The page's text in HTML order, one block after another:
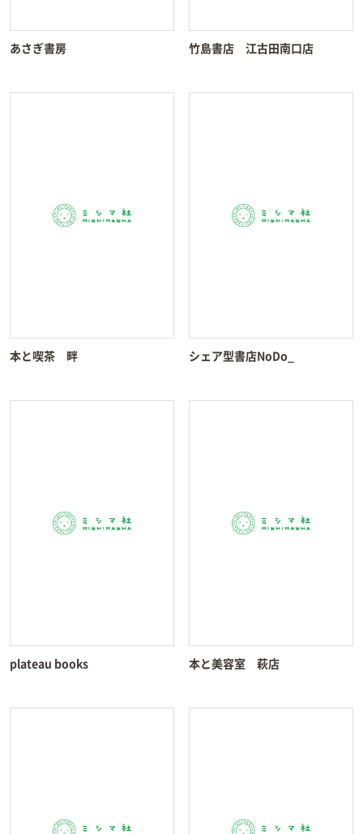
あさぎ書房 竹島書店 江古田南口店
本と喫茶 畔 シェア型書店NoDo_
plateau books 本と美容室 萩店